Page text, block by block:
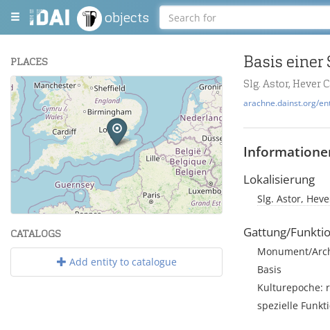
objects
PLACES
+
−
Leaflet| Maps and Data ©OpenStreetMap.
CATALOGS
Add entity to catalogue
Basis einer
Slg. Astor, Hever
arachne.dainst.org/
Lokalisierung
Slg. Astor,
Gattung/
Monument/
Basis
Kulturepoche:
spezielle